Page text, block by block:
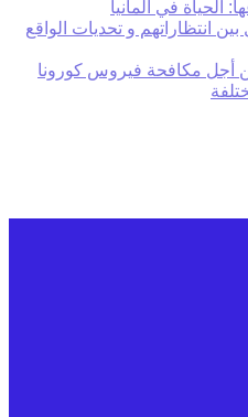
الحياة في ألمانيا
انتظاراتهم و تحديات الواقع
أجل مكافحة فيروس كورونا